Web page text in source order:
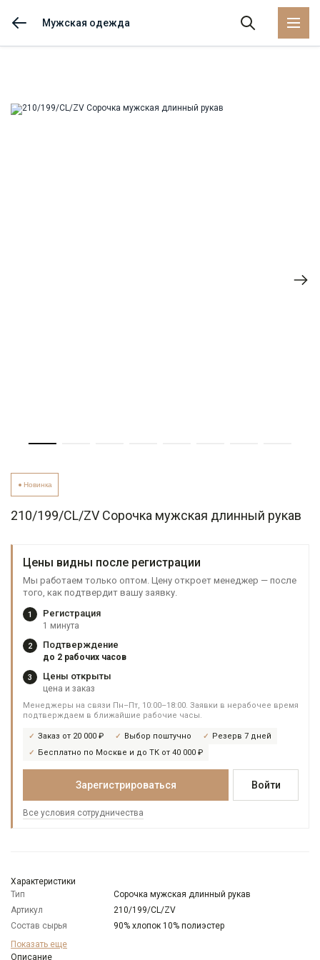
Мужская одежда
Новинка
210/199/CL/ZV Сорочка мужская длинный рукав
Цены видны после регистрации
Мы работаем только оптом. Цену откроет менеджер — после
того, как подтвердит вашу заявку.
1 Регистрация
1 минута
2 Подтверждение
до 2 рабочих часов
3 Цены открыты
цена и заказ
Менеджеры на связи Пн–Пт, 10:00–18:00. Заявки в нерабочее время
подтверждаем в ближайшие рабочие часы.
Заказ от 20 000 ₽ Выбор поштучно
Резерв 7 дней
Бесплатно по Москве и до ТК от 40 000 ₽
Зарегистрироваться Войти
Все условия сотрудничества
Характеристики
Тип
Сорочка мужская длинный рукав
Артикул
210/199/CL/ZV
Состав сырья
90% хлопок 10% полиэстер
Бренд
Модель
Показать еще
Описание